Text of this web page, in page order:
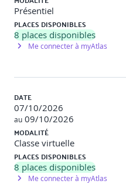
Présentiel
PLACES DISPONIBLES
8 places disponibles
Me connecter à myAtlas
DATE
07/10/2026
au 09/10/2026
MODALITÉ
Classe virtuelle
PLACES DISPONIBLES
8 places disponibles
Me connecter à myAtlas